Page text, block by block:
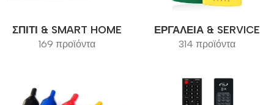
ΣΠΊΤΙ & SMART HOME
169 προϊόντα
ΕΡΓΑΛΕΊΑ & SERVICE
314 προϊόντα